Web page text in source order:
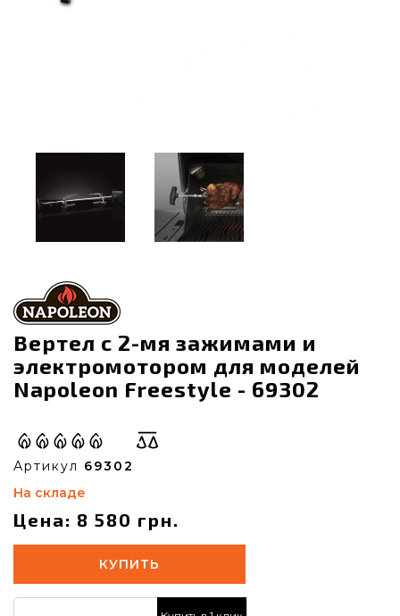
Вертел с 2-мя зажимами и
электромотором для моделей
Napoleon Freestyle - 69302
Артикул 69302
На складе
Цена: 8 580 грн.
КУПИТЬ